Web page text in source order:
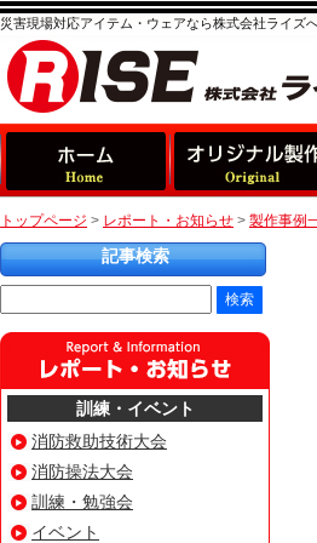
災害現場対応アイテム・ウェアなら株式会社ライズ
トップページ > レポート・お知らせ > 製作事例
記事検索
訓練・イベント
消防救助技術大会
消防操法大会
訓練・勉強会
イベント